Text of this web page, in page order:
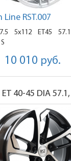
Line RST.007
5x112 ET45
57.1
10 010 руб.
40-45 DIA 57.1,